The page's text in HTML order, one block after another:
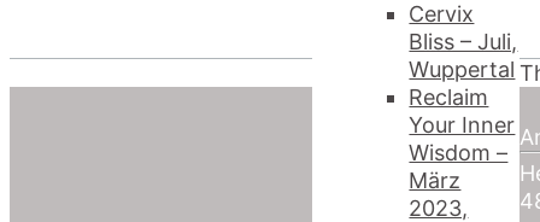
Cervix
Bliss – Juli,
Wuppertal
Reclaim
Your Inner
Wisdom –
März
2023,